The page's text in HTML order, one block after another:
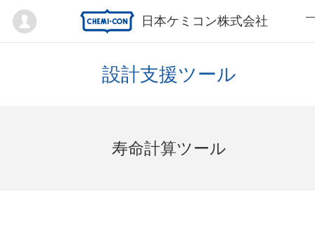
日本ケミコン株式会社
Mypage
設計支援ツール
寿命計算ツール